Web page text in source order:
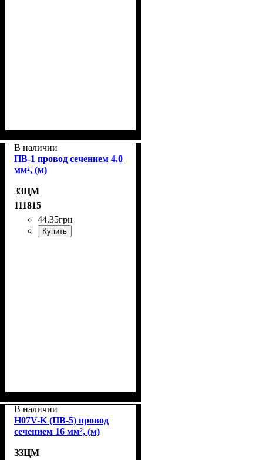
В наличии
ПВ-1 провод сечением 4.0
мм², (м)
ЗЗЦМ
111815
44.35грн
Купить
В наличии
H07V-K (ПВ-5) провод
сечением 16 мм², (м)
ЗЗЦМ